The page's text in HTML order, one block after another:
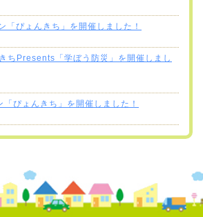
「ぴょんきち」を開催しました！
ちPresents「学ぼう防災」を開催しまし
ぴょんきち」を開催しました！